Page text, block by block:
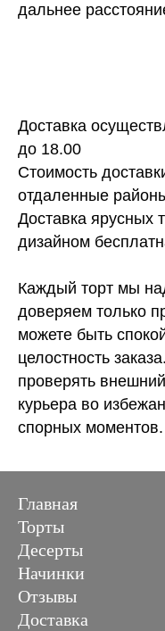
дальнее
Доставка
до 18.00
Стоимость
отдаленные
Доставка ярусных
дизайном
Каждый торт мы
доверяем только
можете быть
целостность
проверять
курьера во
спорных моментов.
Главная
Торты
Десерты
Начинки
Отзывы
Доставка